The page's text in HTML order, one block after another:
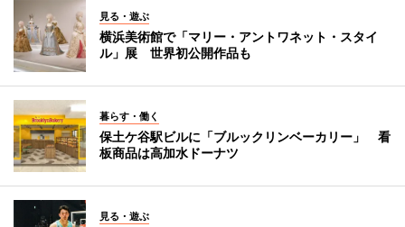
見る・遊ぶ
横浜美術館で「マリー・アントワネット・スタイ
ル」展 世界初公開作品も
暮らす・働く
保土ケ谷駅ビルに「ブルックリンベーカリー」 看
板商品は高加水ドーナツ
見る・遊ぶ